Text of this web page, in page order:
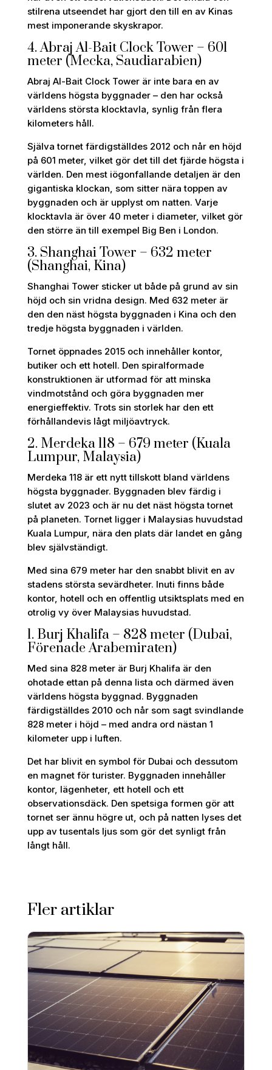
stilrena utseendet har gjort den till en av Kinas
mest imponerande skyskrapor.
4. Abraj Al-Bait Clock Tower – 601
meter (Mecka, Saudiarabien)
Abraj Al-Bait Clock Tower är inte bara en av
världens högsta byggnader – den har också
världens största klocktavla, synlig från flera
kilometers håll.
Själva tornet färdigställdes 2012 och når en höjd
på 601 meter, vilket gör det till det fjärde högsta i
världen. Den mest iögonfallande detaljen är den
gigantiska klockan, som sitter nära toppen av
byggnaden och är upplyst om natten. Varje
klocktavla är över 40 meter i diameter, vilket gör
den större än till exempel Big Ben i London.
3. Shanghai Tower – 632 meter
(Shanghai, Kina)
Shanghai Tower sticker ut både på grund av sin
höjd och sin vridna design. Med 632 meter är
den den näst högsta byggnaden i Kina och den
tredje högsta byggnaden i världen.
Tornet öppnades 2015 och innehåller kontor,
butiker och ett hotell. Den spiralformade
konstruktionen är utformad för att minska
vindmotstånd och göra byggnaden mer
energieffektiv. Trots sin storlek har den ett
förhållandevis lågt miljöavtryck.
2. Merdeka 118 – 679 meter (Kuala
Lumpur, Malaysia)
Merdeka 118 är ett nytt tillskott bland världens
högsta byggnader. Byggnaden blev färdig i
slutet av 2023 och är nu det näst högsta tornet
på planeten. Tornet ligger i Malaysias huvudstad
Kuala Lumpur, nära den plats där landet en gång
blev självständigt.
Med sina 679 meter har den snabbt blivit en av
stadens största sevärdheter. Inuti finns både
kontor, hotell och en offentlig utsiktsplats med en
otrolig vy över Malaysias huvudstad.
1. Burj Khalifa – 828 meter (Dubai,
Förenade Arabemiraten)
Med sina 828 meter är Burj Khalifa är den
ohotade ettan på denna lista och därmed även
världens högsta byggnad. Byggnaden
färdigställdes 2010 och når som sagt svindlande
828 meter i höjd – med andra ord nästan 1
kilometer upp i luften.
Det har blivit en symbol för Dubai och dessutom
en magnet för turister. Byggnaden innehåller
kontor, lägenheter, ett hotell och ett
observationsdäck. Den spetsiga formen gör att
tornet ser ännu högre ut, och på natten lyses det
upp av tusentals ljus som gör det synligt från
långt håll.
Fler artiklar